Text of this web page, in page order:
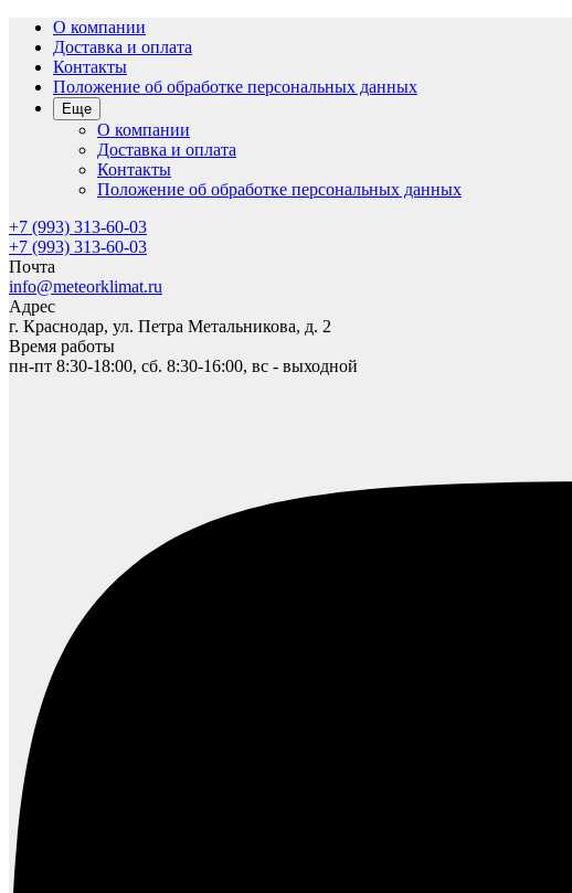
О компании
Доставка и оплата
Контакты
Положение об обработке персональных данных
Еще
О компании
Доставка и оплата
Контакты
Положение об обработке персональных данных
+7 (993) 313-60-03
+7 (993) 313-60-03
Почта
info@meteorklimat.ru
Адрес
г. Краснодар, ул. Петра Метальникова, д. 2
Время работы
пн-пт 8:30-18:00, сб. 8:30-16:00, вс - выходной